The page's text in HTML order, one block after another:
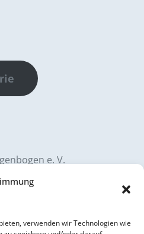
verwenden wir Technologien wie
e. V.